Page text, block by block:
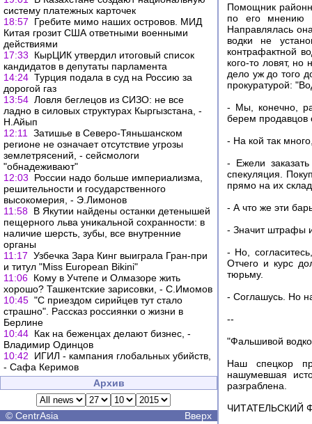
систему платежных карточек
18:57
Гребите мимо наших островов. МИД
Китая грозит США ответными военными
действиями
17:33
КырЦИК утвердил итоговый список
кандидатов в депутаты парламента
14:24 Турция подала в суд на Россию за
дорогой газ
13:54 Ловля беглецов из СИЗО: не все
ладно в силовых структурах Кыргызстана, -
Н.Айып
12:11
Затишье в Северо-Тяньшанском
регионе не означает отсутствие угрозы
землетрясений, - сейсмологи
"обнадеживают"
12:03
России надо больше империализма,
решительности и государственного
высокомерия, - Э.Лимонов
11:58 В Якутии найдены останки детенышей
пещерного льва уникальной сохранности: в
наличие шерсть, зубы, все внутренние
органы
11:17 Узбечка Зара Кинг выиграла Гран-при
и титул "Miss European Bikini"
11:06 Кому в Учтепе и Олмазоре жить
хорошо? Ташкентские зарисовки, - С.Имомов
10:45 "С приездом сирийцев тут стало
страшно". Рассказ россиянки о жизни в
Берлине
10:44 Как на беженцах делают бизнес, -
Владимир Одинцов
10:42
ИГИЛ - кампания глобальных убийств,
- Сафа Керимов
Архив
© CentrAsia Вверх
Помощник
по его мнению
Направлялась
водки не
контрафактной
кого-то ловят,
дело уж до того
прокуратурой:
- Мы, конечно,
берем продавцов
- На кой так
- Ежели
спекуляция.
прямо на их
- А что же эти
- Значит штрафы
- Но,
Отчего и курс
тюрьму.
- Соглашусь. Но
--
"Фальшивой
Наш спецкор
нашумевшая
разграблена.
ЧИТАТЕЛЬСКИЙ